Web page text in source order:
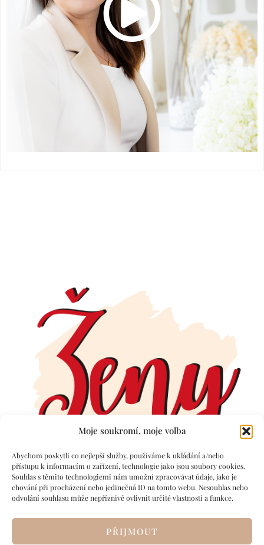
Moje soukromí, moje volba
Abychom poskytli co nejlepší služby, používáme k ukládání a/nebo
přístupu k informacím o zařízení, technologie jako jsou soubory cookies.
Souhlas s těmito technologiemi nám umožní zpracovávat údaje, jako je
chování při procházení nebo jedinečná ID na tomto webu. Nesouhlas nebo
odvolání souhlasu může nepříznivě ovlivnit určité vlastnosti a funkce.
PŘIJMOUT